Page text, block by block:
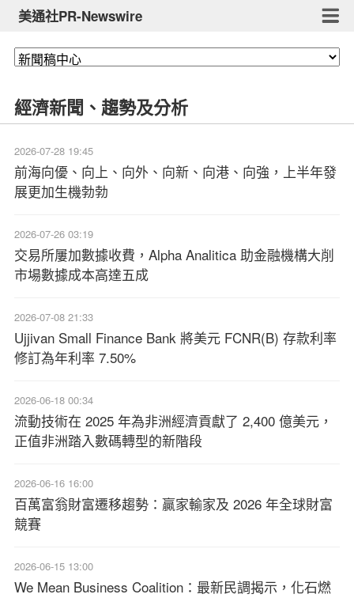
美通社PR-Newswire
經濟新聞、趨勢及分析
2026-07-28 19:45
前海向優、向上、向外、向新、向港、向強，上半年發
展更加生機勃勃
2026-07-26 03:19
交易所屢加數據收費，Alpha Analitica 助金融機構大削
市場數據成本高達五成
2026-07-08 21:33
Ujjivan Small Finance Bank 將美元 FCNR(B) 存款利率
修訂為年利率 7.50%
2026-06-18 00:34
流動技術在 2025 年為非洲經濟貢獻了 2,400 億美元，
正值非洲踏入數碼轉型的新階段
2026-06-16 16:00
百萬富翁財富遷移趨勢：贏家輸家及 2026 年全球財富
競賽
2026-06-15 13:00
We Mean Business Coalition：最新民調揭示，化石燃